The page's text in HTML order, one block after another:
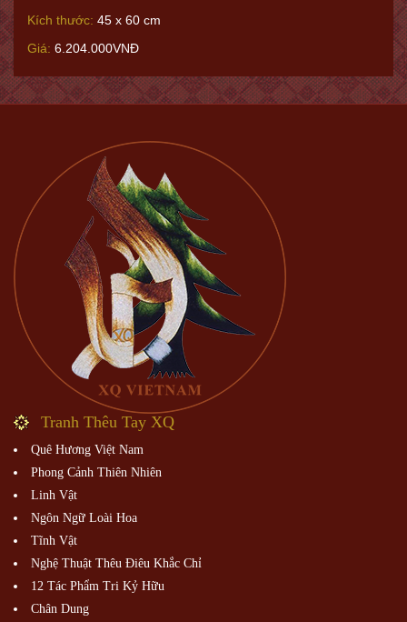
Kích thước: 45 x 60 cm
Giá: 6.204.000VNĐ
Tranh Thêu Tay XQ
Quê Hương Việt Nam
Phong Cảnh Thiên Nhiên
Linh Vật
Ngôn Ngữ Loài Hoa
Tĩnh Vật
Nghệ Thuật Thêu Điêu Khắc Chỉ
12 Tác Phẩm Tri Kỷ Hữu
Chân Dung